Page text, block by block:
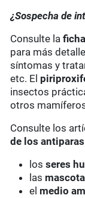
¿Sospecha de
Consulte la
para más
síntomas y
etc. El
insectos
otros
Consulte los
de los
losseres
las
el medio